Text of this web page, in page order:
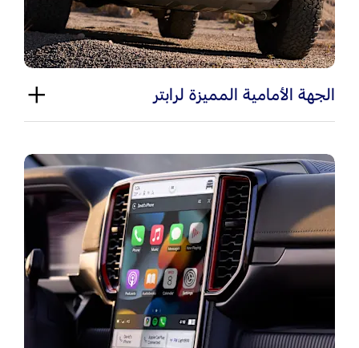
الجهة الأمامية المميزة لرابتر